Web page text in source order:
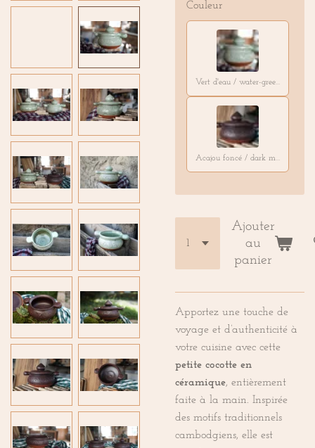
Couleur
Vert d'eau / water-green
Acajou foncé / dark mahogany
Ajouter
au
panier
Apportez une touche de
voyage et d’authenticité à
votre cuisine avec cette
petite cocotte en
céramique, entièrement
faite à la main. Inspirée
des motifs traditionnels
cambodgiens, elle est